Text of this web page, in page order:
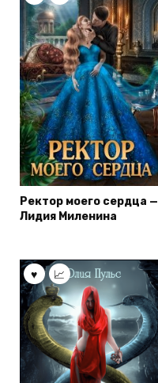
Ректор моего сердца —
Лидия Миленина